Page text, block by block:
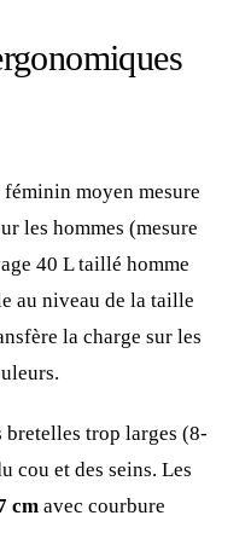
féminin moyen mesure
les hommes (mesure
40 L taillé homme
au niveau de la taille
la charge sur les
bretelles trop larges (8-
cou et des seins. Les
cm avec courbure